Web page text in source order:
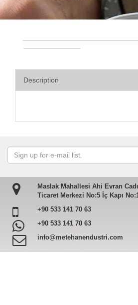
Description
Maslak Mahallesi Ahi Evran
Ticaret Merkezi No:5 İç Kapı
+90 533 141 70 63
+90 533 141 70 63
info@metehanendustri.com